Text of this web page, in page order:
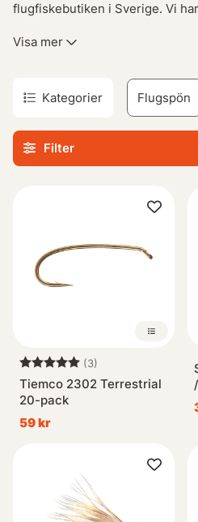
flugfiskebutiken i Sverige. Vi
flugfiske, Guideline, Scott,
flugrulle så lovar vi att vi har nåt
kommer till flugfiske så finns
runtom, förutom spö, lina och
mer än så, vi har Vadarbyxor,
flytringar, flugvästar, väskor i
förmodan inte hittar det du
tillfredsställa ditt önskemål.
Visa mer
Kategorier Flugspön
Filter
Betyg: (3)
5.0 utav 5
Tiemco 2302 Terrestrial
20-pack
59 kr